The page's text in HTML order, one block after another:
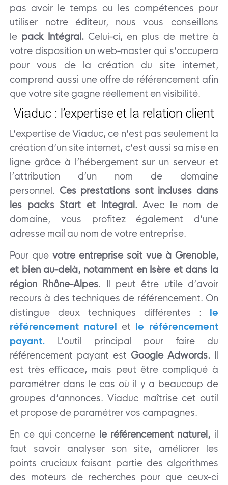
pas avoir le temps ou les compétences pour
utiliser notre éditeur, nous vous conseillons
le pack Intégral. Celui-ci, en plus de mettre à
votre disposition un web-master qui s’occupera
pour vous de la création du site internet,
comprend aussi une offre de référencement afin
que votre site gagne réellement en visibilité.
Viaduc : l’expertise et la relation client
L’expertise de Viaduc, ce n’est pas seulement la
création d’un site internet, c’est aussi sa mise en
ligne grâce à l’hébergement sur un serveur et
l’attribution d’un nom de domaine
personnel. Ces prestations sont incluses dans
les packs Start et Integral.Avec le nom de
domaine, vous profitez également d’une
adresse mail au nom de votre entreprise.
Pour quevotre entreprise soit vue à Grenoble,
et bien au-delà, notamment en Isère et dans la
région Rhône-Alpes. Il peut être utile d’avoir
recours à des techniques de référencement. On
distingue deux techniques différentes : le
référencement naturel et le référencement
payant.
L’outil principal pour faire du
référencement payant est Google Adwords.Il
est très efficace, mais peut être compliqué à
paramétrer dans le cas où il y a beaucoup de
groupes d’annonces. Viaduc maîtrise cet outil
et propose de paramétrer vos campagnes.
En ce qui concerne le référencement naturel, il
faut savoir analyser son site, améliorer les
points cruciaux faisant partie des algorithmes
des moteurs de recherches pour que ceux-ci